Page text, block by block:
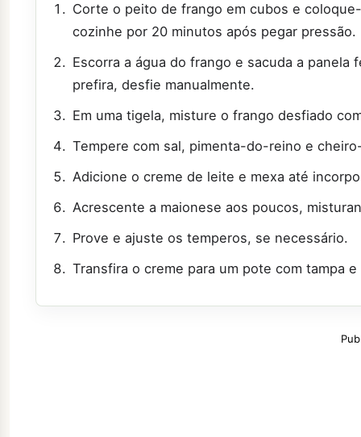
Corte o peito de frango em cubos e
cozinhe por 20 minutos após pegar pressão.
Escorra a água do frango e sacuda a
prefira, desfie manualmente.
Em uma tigela, misture o frango desfiado
Tempere com sal, pimenta-do-reino e
Adicione o creme de leite e mexa até
Acrescente a maionese aos poucos,
Prove e ajuste os temperos, se necessário.
Transfira o creme para um pote com tampa